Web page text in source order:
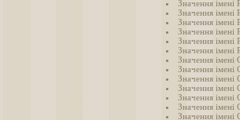
Значення імені
Значення імені
Значення імені
Значення імені
Значення імені
Значення імені
Значення імені
Значення імені
Значення імені
Значення імені
Значення імені
Значення імені
Значення імені